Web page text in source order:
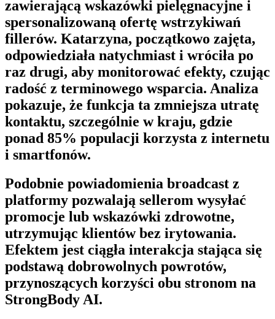
zawierającą wskazówki pielęgnacyjne i
spersonalizowaną ofertę wstrzykiwań
fillerów. Katarzyna, początkowo zajęta,
odpowiedziała natychmiast i wróciła po
raz drugi, aby monitorować efekty, czując
radość z terminowego wsparcia. Analiza
pokazuje, że funkcja ta zmniejsza utratę
kontaktu, szczególnie w kraju, gdzie
ponad 85% populacji korzysta z internetu
i smartfonów.
Podobnie powiadomienia broadcast z
platformy pozwalają sellerom wysyłać
promocje lub wskazówki zdrowotne,
utrzymując klientów bez irytowania.
Efektem jest ciągła interakcja stająca się
podstawą dobrowolnych powrotów,
przynoszących korzyści obu stronom na
StrongBody AI.